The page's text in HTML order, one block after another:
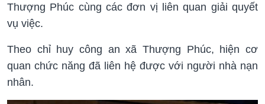
Thượng Phúc cùng các đơn vị liên quan giải quyết
vụ việc.
Theo chỉ huy công an xã Thượng Phúc, hiện cơ
quan chức năng đã liên hệ được với người nhà nạn
nhân.